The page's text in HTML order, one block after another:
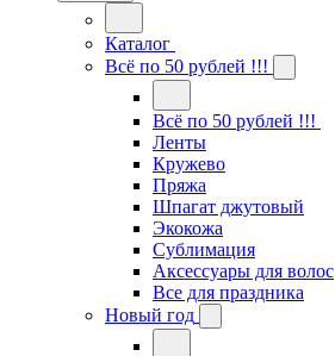
Каталог
Всё по 50 рублей !!!
Всё по 50 рублей !!!
Ленты
Кружево
Пряжа
Шпагат джутовый
Экокожа
Сублимация
Аксессуары для волос
Все для праздника
Новый год